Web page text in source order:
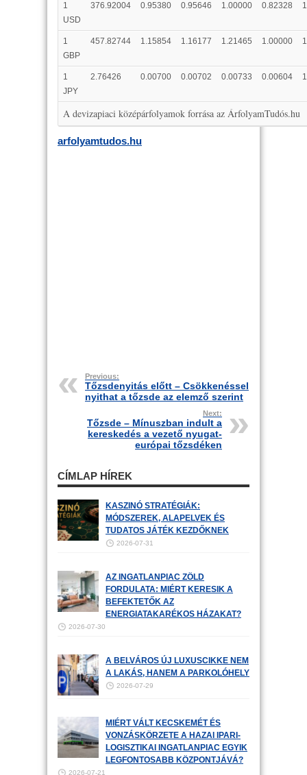
1
USD
376.92004 0.95380 0.95646 1.00000 0.82328
1
GBP
457.82744 1.15854 1.16177 1.21465 1.00000
1
JPY
2.76426 0.00700 0.00702 0.00733 0.00604
A devizapiaci középárfolyamok forrása az ÁrfolyamTudós.hu
arfolyamtudos.hu
Previous:
Tőzsdenyitás előtt – Csökkenéssel
nyithat a tőzsde az elemző szerint
Next:
Tőzsde – Mínuszban indult a
kereskedés a vezető nyugat-
európai tőzsdéken
CÍMLAP HÍREK
KASZINÓ STRATÉGIÁK:
MÓDSZEREK, ALAPELVEK ÉS
TUDATOS JÁTÉK KEZDŐKNEK
2026-07-31
AZ INGATLANPIAC ZÖLD
FORDULATA: MIÉRT KERESIK A
BEFEKTETŐK AZ
ENERGIATAKARÉKOS HÁZAKAT?
2026-07-30
A BELVÁROS ÚJ LUXUSCIKKE NEM
A LAKÁS, HANEM A PARKOLÓHELY
2026-07-29
MIÉRT VÁLT KECSKEMÉT ÉS
VONZÁSKÖRZETE A HAZAI IPARI-
LOGISZTIKAI INGATLANPIAC EGYIK
LEGFONTOSABB KÖZPONTJÁVÁ?
2026-07-21